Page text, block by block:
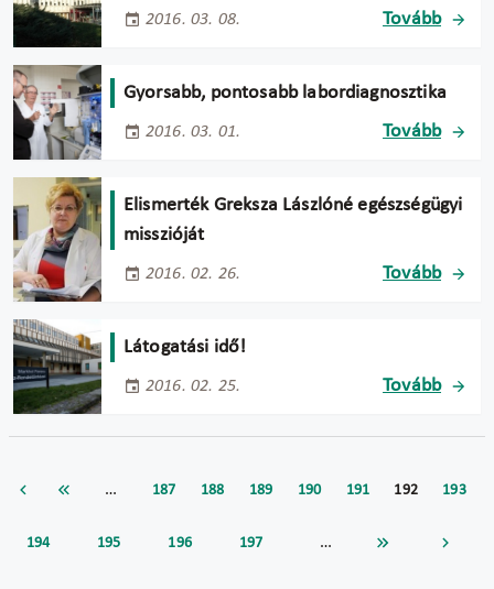
2016. 03. 08. Tovább
Gyorsabb, pontosabb labordiagnosztika
2016. 03. 01. Tovább
Elismerték Greksza Lászlóné egészségügyi
misszióját
2016. 02. 26. Tovább
Látogatási idő!
2016. 02. 25. Tovább
… 187 188 189 190 191 192 193
194 195 196 197 …